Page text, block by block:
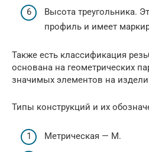
Высота треугольника.
профиль и имеет
Также есть классификация
основана на геометрических
значимых элементов на
Типы конструкций и их
Метрическая — M.